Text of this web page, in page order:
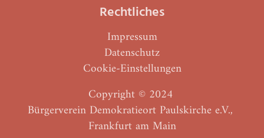
Rechtliches
Impressum
Datenschutz
Cookie-Einstellungen
Copyright © 2024
Bürgerverein Demokratieort Paulskirche e.V.,
Frankfurt am Main